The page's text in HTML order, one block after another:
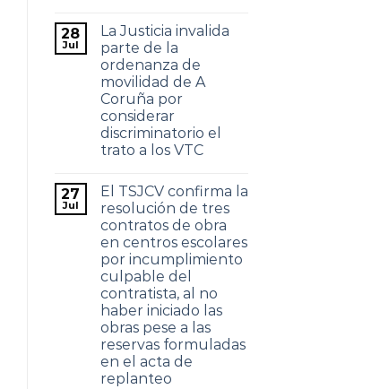
28
Jul
La Justicia invalida
parte de la
ordenanza de
movilidad de A
Coruña por
considerar
discriminatorio el
trato a los VTC
27
Jul
El TSJCV confirma la
resolución de tres
contratos de obra
en centros escolares
por incumplimiento
culpable del
contratista, al no
haber iniciado las
obras pese a las
reservas formuladas
en el acta de
replanteo